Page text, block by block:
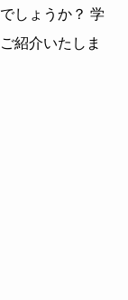
しょうか？ 学
紹介いたしま